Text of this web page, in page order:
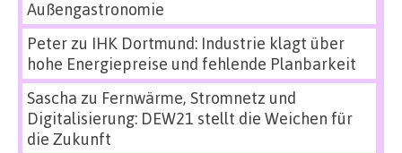
Außengastronomie
Peterzu IHK Dortmund: Industrie klagt über
hohe Energiepreise und fehlende Planbarkeit
Sascha zu Fernwärme, Stromnetz und
Digitalisierung: DEW21 stellt die Weichen für
die Zukunft